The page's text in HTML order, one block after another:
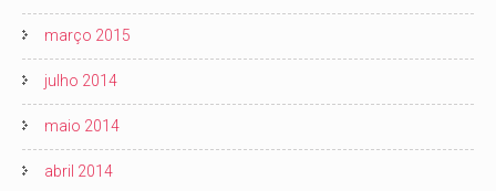
março 2015
julho 2014
maio 2014
abril 2014